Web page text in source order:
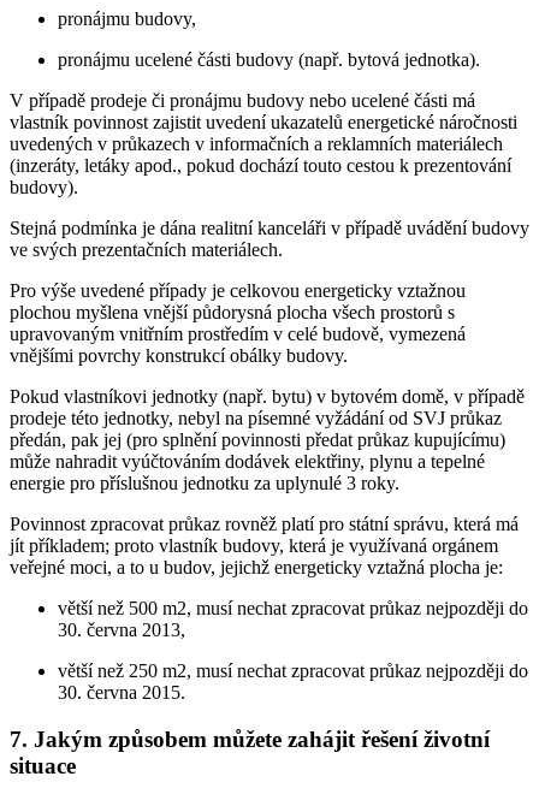
pronájmu budovy,
pronájmu ucelené části budovy (např. bytová jednotka).
V případě prodeje či pronájmu budovy nebo ucelené části má
vlastník povinnost zajistit uvedení ukazatelů energetické náročnosti
uvedených v průkazech v informačních a reklamních materiálech
(inzeráty, letáky apod., pokud dochází touto cestou k prezentování
budovy).
Stejná podmínka je dána realitní kanceláři v případě uvádění budovy
ve svých prezentačních materiálech.
Pro výše uvedené případy je celkovou energeticky vztažnou
plochou myšlena vnější půdorysná plocha všech prostorů s
upravovaným vnitřním prostředím v celé budově, vymezená
vnějšími povrchy konstrukcí obálky budovy.
Pokud vlastníkovi jednotky (např. bytu) v bytovém domě, v případě
prodeje této jednotky, nebyl na písemné vyžádání od SVJ průkaz
předán, pak jej (pro splnění povinnosti předat průkaz kupujícímu)
může nahradit vyúčtováním dodávek elektřiny, plynu a tepelné
energie pro příslušnou jednotku za uplynulé 3 roky.
Povinnost zpracovat průkaz rovněž platí pro státní správu, která má
jít příkladem; proto vlastník budovy, která je využívaná orgánem
veřejné moci, a to u budov, jejichž energeticky vztažná plocha je:
větší než 500 m2, musí nechat zpracovat průkaz nejpozději do
30. června 2013,
větší než 250 m2, musí nechat zpracovat průkaz nejpozději do
30. června 2015.
7. Jakým způsobem můžete zahájit řešení životní
situace